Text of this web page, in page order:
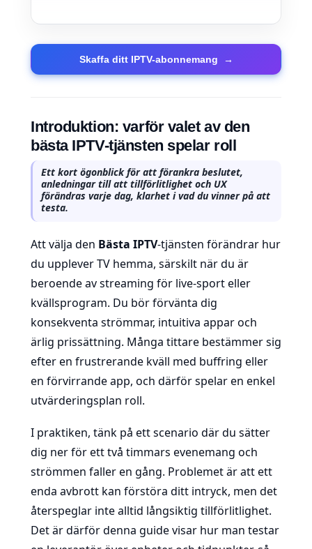
Skaffa ditt IPTV-abonnemang →
Introduktion: varför valet av den
bästa IPTV-tjänsten spelar roll
Ett kort ögonblick för att förankra beslutet,
anledningar till att tillförlitlighet och UX
förändras varje dag, klarhet i vad du vinner på att
testa.
Att välja den Bästa IPTV-tjänsten förändrar hur
du upplever TV hemma, särskilt när du är
beroende av streaming för live-sport eller
kvällsprogram. Du bör förvänta dig
konsekventa strömmar, intuitiva appar och
ärlig prissättning. Många tittare bestämmer sig
efter en frustrerande kväll med buffring eller
en förvirrande app, och därför spelar en enkel
utvärderingsplan roll.
I praktiken, tänk på ett scenario där du sätter
dig ner för ett två timmars evenemang och
strömmen faller en gång. Problemet är att ett
enda avbrott kan förstöra ditt intryck, men det
återspeglar inte alltid långsiktig tillförlitlighet.
Det är därför denna guide visar hur man testar